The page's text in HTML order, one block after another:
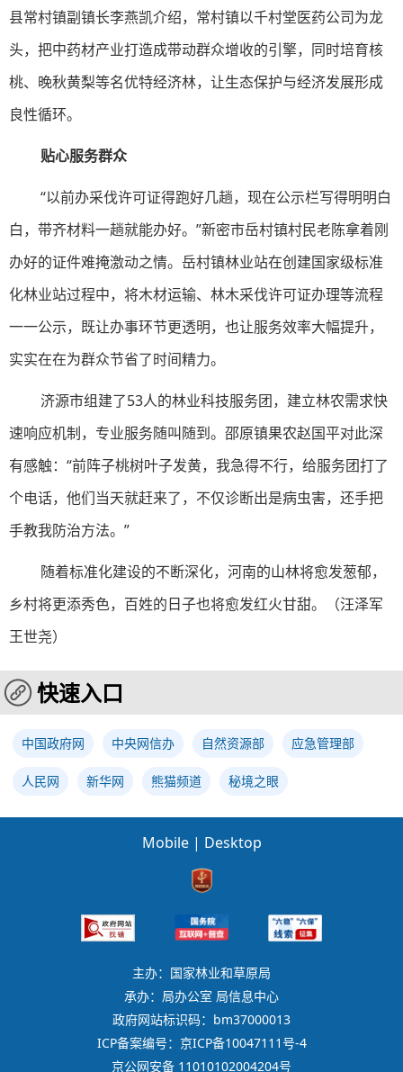
县常村镇副镇长李燕凯介绍，常村镇以千村堂医药公司为龙
头，把中药材产业打造成带动群众增收的引擎，同时培育核
桃、晚秋黄梨等名优特经济林，让生态保护与经济发展形成
良性循环。
贴心服务群众
“以前办采伐许可证得跑好几趟，现在公示栏写得明明白
白，带齐材料一趟就能办好。”新密市岳村镇村民老陈拿着刚
办好的证件难掩激动之情。岳村镇林业站在创建国家级标准
化林业站过程中，将木材运输、林木采伐许可证办理等流程
一一公示，既让办事环节更透明，也让服务效率大幅提升，
实实在在为群众节省了时间精力。
济源市组建了53人的林业科技服务团，建立林农需求快
速响应机制，专业服务随叫随到。邵原镇果农赵国平对此深
有感触：“前阵子桃树叶子发黄，我急得不行，给服务团打了
个电话，他们当天就赶来了，不仅诊断出是病虫害，还手把
手教我防治方法。”
随着标准化建设的不断深化，河南的山林将愈发葱郁，
乡村将更添秀色，百姓的日子也将愈发红火甘甜。（汪泽军
王世尧）
快速入口
中国政府网 中央网信办 自然资源部 应急管理部
人民网 新华网 熊猫频道 秘境之眼
Mobile | Desktop
主办：国家林业和草原局
承办：局办公室 局信息中心
政府网站标识码：bm37000013
ICP备案编号：京ICP备10047111号-4
京公网安备 11010102004204号